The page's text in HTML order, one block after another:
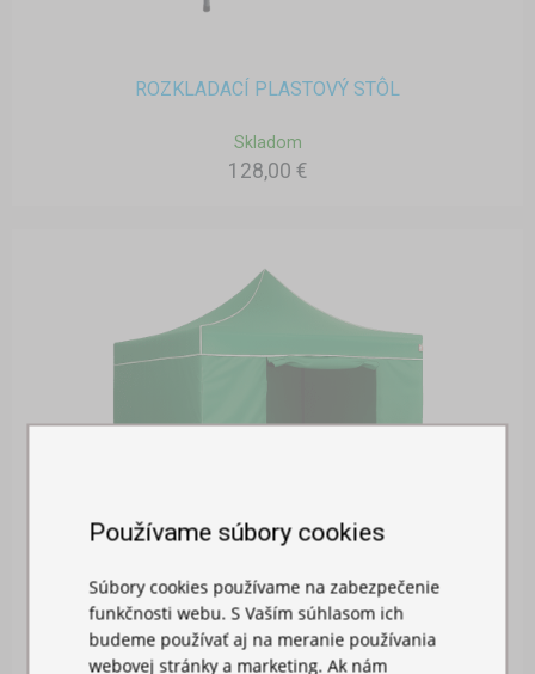
ROZKLADACÍ PLASTOVÝ STÔL
Skladom
128,00 €
BOČNÁ PLACHTA 3M S DVERAMI
Skladom
Používame súbory cookies
Súbory cookies používame na zabezpečenie
funkčnosti webu. S Vaším súhlasom ich
budeme používať aj na meranie používania
webovej stránky a marketing. Ak nám